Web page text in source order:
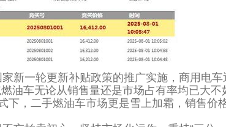
新一轮更新补贴政策的推广实施，商用电车
油车无论从销售量还是市场占有率均已大不
下，二手燃油车市场更是雪上加霜，销售价